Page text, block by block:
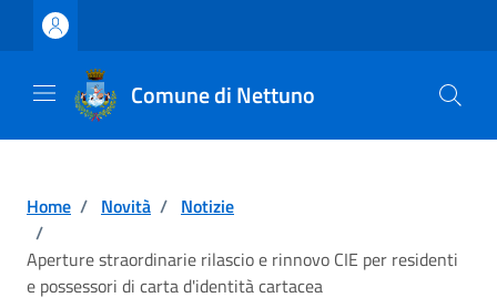
Vai ai contenuti
Vai al footer
Comune di Nettuno
Home / Novità / Notizie
/
Aperture straordinarie rilascio e rinnovo CIE per residenti
e possessori di carta d'identità cartacea